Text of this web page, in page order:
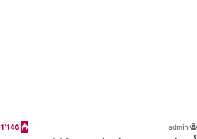
admin 1٬146